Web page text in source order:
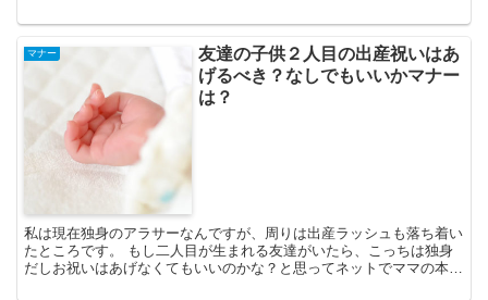
マナー
友達の子供２人目の出産祝いはあ
げるべき？なしでもいいかマナー
は？
私は現在独身のアラサーなんですが、周りは出産ラッシュも落ち着い
たところです。 もし二人目が生まれる友達がいたら、こっちは独身
だしお祝いはあげなくてもいいのかな？と思ってネットでママの本音